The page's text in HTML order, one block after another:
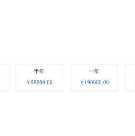
半年
￥99000.00
一年
￥198000.00